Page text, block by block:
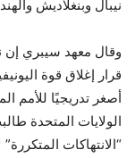
نيبال وبنغلاديش والهند،
وقال معهد سيبري إن
أصغر تدريجيًا للأمم
الولايات المتحدة